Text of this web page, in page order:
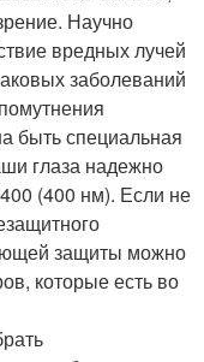
Научно
вредных лучей
заболеваний
быть специальная
глаза надежно
(400 нм). Если не
защиты можно
которые есть во